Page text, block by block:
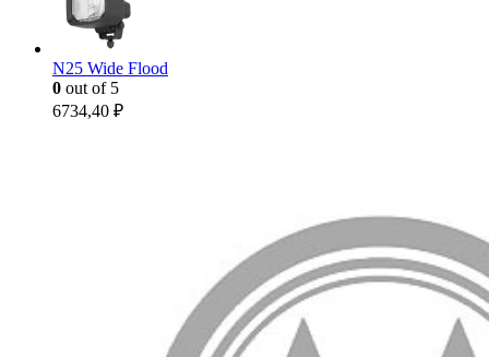
N25 Wide Flood
0 out of 5
6734,40 ₽